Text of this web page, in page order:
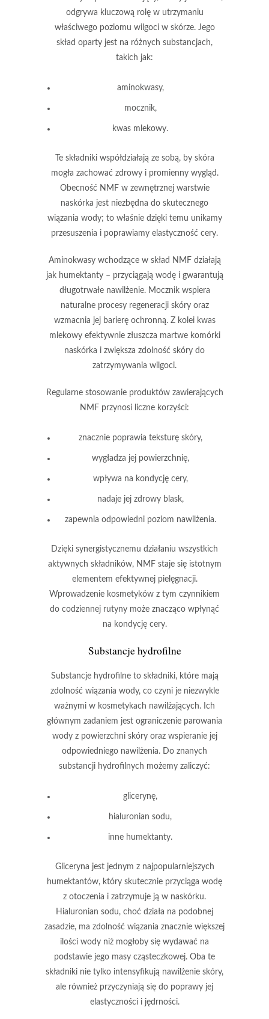
odgrywa kluczową rolę w utrzymaniu
właściwego poziomu wilgoci w skórze. Jego
skład oparty jest na różnych substancjach,
takich jak:
aminokwasy,
mocznik,
kwas mlekowy.
Te składniki współdziałają ze sobą, by skóra
mogła zachować zdrowy i promienny wygląd.
Obecność NMF w zewnętrznej warstwie
naskórka jest niezbędna do skutecznego
wiązania wody; to właśnie dzięki temu unikamy
przesuszenia i poprawiamy elastyczność cery.
Aminokwasy wchodzące w skład NMF działają
jak humektanty – przyciągają wodę i gwarantują
długotrwałe nawilżenie.Mocznik wspiera
naturalne procesy regeneracji skóry oraz
wzmacnia jej barierę ochronną. Z kolei kwas
mlekowy efektywnie złuszcza martwe komórki
naskórka i zwiększa zdolność skóry do
zatrzymywania wilgoci.
Regularne stosowanie produktów zawierających
NMF przynosi liczne korzyści:
znacznie poprawia teksturę skóry,
wygładza jej powierzchnię,
wpływa na kondycję cery,
nadaje jej zdrowy blask,
zapewnia odpowiedni poziom nawilżenia.
Dzięki synergistycznemu działaniu wszystkich
aktywnych składników, NMF staje się istotnym
elementem efektywnej pielęgnacji.
Wprowadzenie kosmetyków z tym czynnikiem
do codziennej rutyny może znacząco wpłynąć
na kondycję cery.
Substancje hydrofilne
Substancje hydrofilneto składniki, które mają
zdolność wiązania wody, co czyni je niezwykle
ważnymi w kosmetykach nawilżających. Ich
głównym zadaniem jest ograniczenie parowania
wody z powierzchni skóry oraz wspieranie jej
odpowiedniego nawilżenia. Do znanych
substancji hydrofilnych możemy zaliczyć:
glicerynę,
hialuronian sodu,
inne humektanty.
Gliceryna jest jednym z najpopularniejszych
humektantów, który skutecznie przyciąga wodę
z otoczenia i zatrzymuje ją w naskórku.
Hialuronian sodu, choć działa na podobnej
zasadzie, ma zdolność wiązania znacznie większej
ilości wody niż mogłoby się wydawać na
podstawie jego masy cząsteczkowej. Oba te
składniki nie tylko intensyfikują nawilżenie skóry,
ale również przyczyniają się do poprawy jej
elastyczności i jędrności.